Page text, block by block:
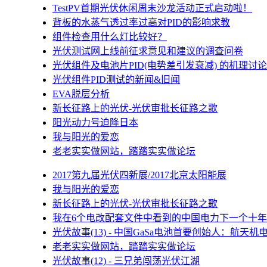
TestPV首期光伏休闲周末沙龙活动正式启动啦！
背板的水蒸气透过率过高对PID的影响求教
组件检查用什么灯比较好？
光伏测试网上线前征求意见和建议的调查问卷
光伏组件及电池片PID(电势差引发衰减) 的机理讨论
光伏组件PID测试的新闻&旧闻
EVA脱层分析
新长征路上的光伏-光伏审批长征路之歌
阳光动力号迫降日本
我与阳光的爱恋
老老实实做网站，踏踏实实做论坛
2017第九届光伏四新展/2017北京太阳能展
我与阳光的爱恋
新长征路上的光伏-光伏审批长征路之歌
我在6个电改配套文件中看到的中国电力下一个十年
光伏故事(13) - 中国GaSa电池首要创始人：航天机
老老实实做网站，踏踏实实做论坛
光伏故事(12) - 三兄弟闯荡光伏江湖